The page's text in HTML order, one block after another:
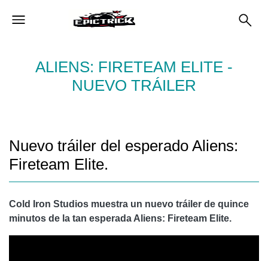
ALIENS: FIRETEAM ELITE -
NUEVO TRÁILER
Nuevo tráiler del esperado Aliens:
Fireteam Elite.
Cold Iron Studios muestra un nuevo tráiler de quince
minutos de la tan esperada Aliens: Fireteam Elite.